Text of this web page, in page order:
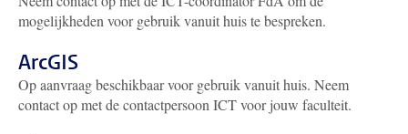
mogelijkheden voor gebruik vanuit huis te bespreken.
ArcGIS
Op aanvraag beschikbaar voor gebruik vanuit huis. Neem
contact op met de contactpersoon ICT voor jouw faculteit.